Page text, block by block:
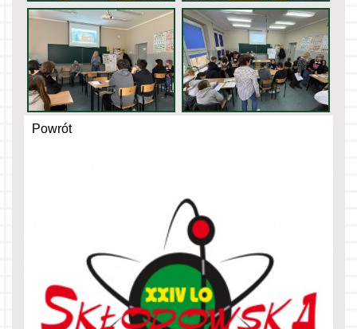
Powrót